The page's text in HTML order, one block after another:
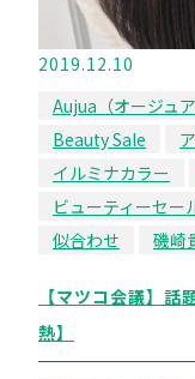
2019.12.10
Aujua（オージュア
Beauty Sale
イルミナカラー
ビューティーセー
似合わせ
磯崎
【マツコ会議】
熱】